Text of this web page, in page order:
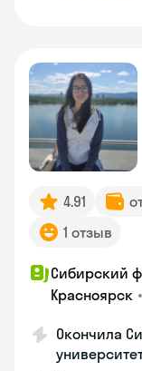
4.91
1 отзыв
Сибирский
Красноярск •
Окончила